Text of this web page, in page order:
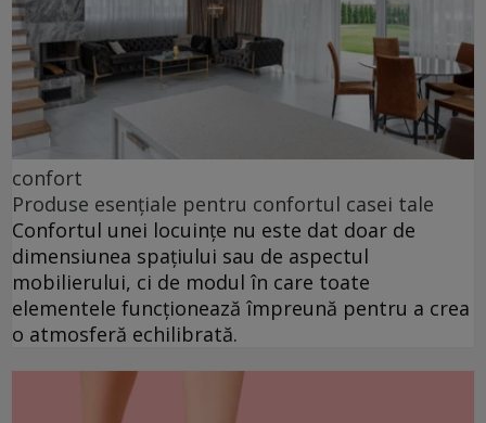
confort
Produse esențiale pentru confortul casei tale
Confortul unei locuințe nu este dat doar de
dimensiunea spațiului sau de aspectul
mobilierului, ci de modul în care toate
elementele funcționează împreună pentru a crea
o atmosferă echilibrată.